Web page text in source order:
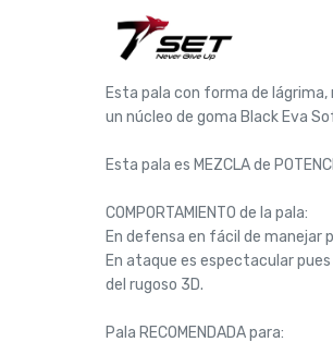
Esta pala con forma de lágrima,
un núcleo de goma Black Eva
Esta pala es MEZCLA de
COMPORTAMIENTO de la pala:
En defensa en fácil de
En ataque es espectacular
del rugoso 3D.
Pala RECOMENDADA para: